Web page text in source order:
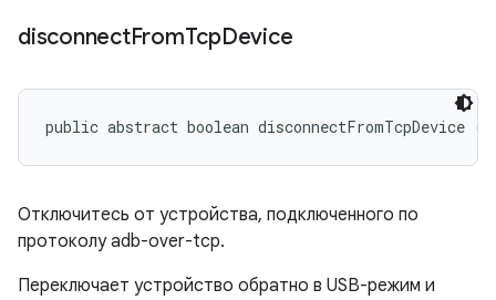
disconnectFromTcpDevice
public abstract boolean disconnectFromTcpDevice (
Отключитесь от устройства, подключенного по
протоколу adb-over-tcp.
Переключает устройство обратно в USB-режим и